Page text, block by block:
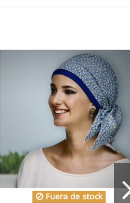
Fuera de stock